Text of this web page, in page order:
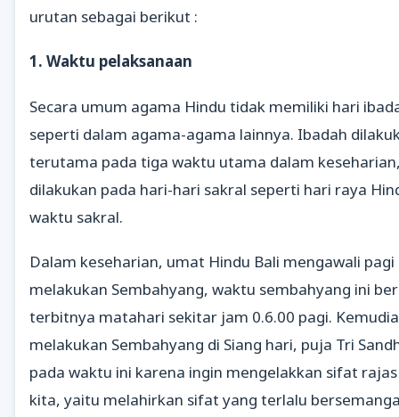
urutan sebagai berikut :
1. Waktu pelaksanaan
Secara umum agama Hindu tidak memiliki hari
seperti dalam agama-agama lainnya. Ibadah
terutama pada tiga waktu utama dalam
dilakukan pada hari-hari sakral seperti hari raya
waktu sakral.
Dalam keseharian, umat Hindu Bali mengawali
melakukan Sembahyang, waktu sembahyang ini
terbitnya matahari sekitar jam 0.6.00 pagi.
melakukan Sembahyang di Siang hari, puja Tri
pada waktu ini karena ingin mengelakkan sifat
kita, yaitu melahirkan sifat yang terlalu